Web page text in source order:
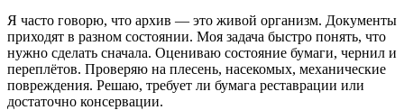
Я часто говорю, что архив — это живой организм. Документы
приходят в разном состоянии. Моя задача быстро понять, что
нужно сделать сначала. Оцениваю состояние бумаги, чернил и
переплётов. Проверяю на плесень, насекомых, механические
повреждения. Решаю, требует ли бумага реставрации или
достаточно консервации.